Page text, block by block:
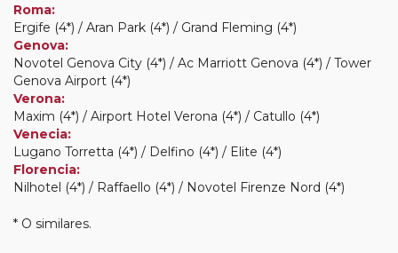
Roma:
Ergife (4*) / Aran Park (4*) / Grand Fleming (4*)
Genova:
Novotel Genova City (4*) / Ac Marriott Genova (4*) / Tower
Genova Airport (4*)
Verona:
Maxim (4*) / Airport Hotel Verona (4*) / Catullo (4*)
Venecia:
Lugano Torretta (4*) / Delfino (4*) / Elite (4*)
Florencia:
Nilhotel (4*) / Raffaello (4*) / Novotel Firenze Nord (4*)
* O similares.